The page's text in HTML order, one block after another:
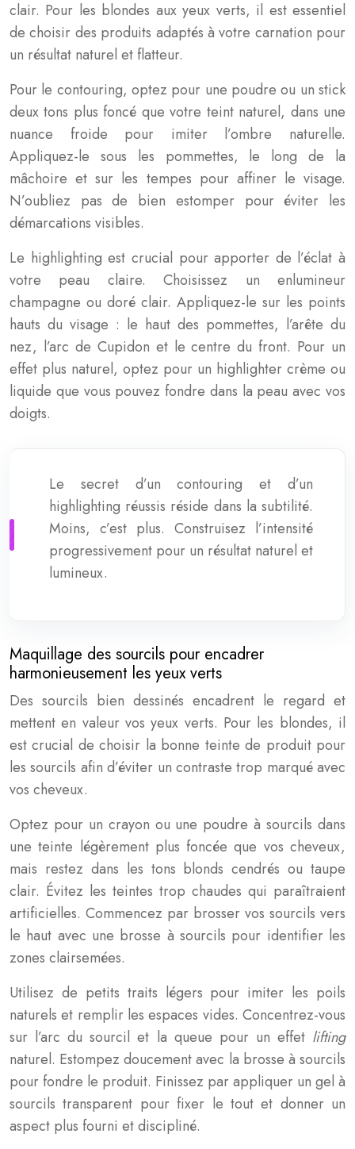
clair. Pour les blondes aux yeux verts, il est essentiel
de choisir des produits adaptés à votre carnation pour
un résultat naturel et flatteur.
Pour le contouring, optez pour une poudre ou un stick
deux tons plus foncé que votre teint naturel, dans une
nuance froide pour imiter l’ombre naturelle.
Appliquez-le sous les pommettes, le long de la
mâchoire et sur les tempes pour affiner le visage.
N’oubliez pas de bien estomper pour éviter les
démarcations visibles.
Le highlighting est crucial pour apporter de l’éclat à
votre peau claire. Choisissez un enlumineur
champagne ou doré clair. Appliquez-le sur les points
hauts du visage : le haut des pommettes, l’arête du
nez, l’arc de Cupidon et le centre du front. Pour un
effet plus naturel, optez pour un highlighter crème ou
liquide que vous pouvez fondre dans la peau avec vos
doigts.
Le secret d’un contouring et d’un
highlighting réussis réside dans la subtilité.
Moins, c’est plus. Construisez l’intensité
progressivement pour un résultat naturel et
lumineux.
Maquillage des sourcils pour encadrer
harmonieusement les yeux verts
Des sourcils bien dessinés encadrent le regard et
mettent en valeur vos yeux verts. Pour les blondes, il
est crucial de choisir la bonne teinte de produit pour
les sourcils afin d’éviter un contraste trop marqué avec
vos cheveux.
Optez pour un crayon ou une poudre à sourcils dans
une teinte légèrement plus foncée que vos cheveux,
mais restez dans les tons blonds cendrés ou taupe
clair. Évitez les teintes trop chaudes qui paraîtraient
artificielles. Commencez par brosser vos sourcils vers
le haut avec une brosse à sourcils pour identifier les
zones clairsemées.
Utilisez de petits traits légers pour imiter les poils
naturels et remplir les espaces vides. Concentrez-vous
sur l’arc du sourcil et la queue pour un effet lifting
naturel. Estompez doucement avec la brosse à sourcils
pour fondre le produit. Finissez par appliquer un gel à
sourcils transparent pour fixer le tout et donner un
aspect plus fourni et discipliné.